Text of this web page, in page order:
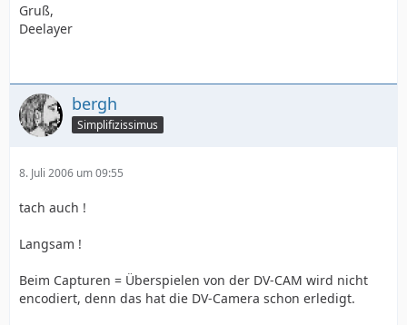
Gruß,
Deelayer
bergh
Simplifizissimus
8. Juli 2006 um 09:55
tach auch !
Langsam !
Beim Capturen = Überspielen von der DV-CAM wird nicht
encodiert, denn das hat die DV-Camera schon erledigt.